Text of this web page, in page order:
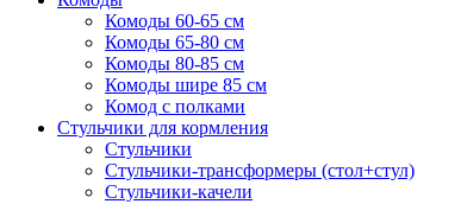
Комоды 60-65 см
Комоды 65-80 см
Комоды 80-85 см
Комоды шире 85 см
Комод с полками
Стульчики для кормления
Стульчики
Стульчики-трансформеры (стол+стул)
Стульчики-качели